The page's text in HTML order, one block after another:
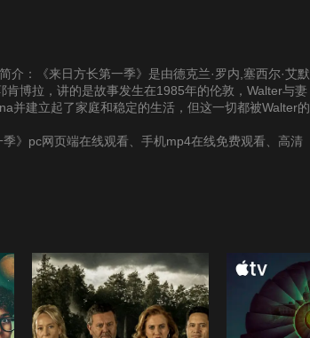
：《来日方长第一季》是由德克兰·罗内,塞西尔·艾默
博拉，讲的是故事发生在1985年的伦敦，Walter与妻
并建立起了家庭和稳定的生活，但这一切都被Walter的
》pc网页端在线观看、手机mp4在线免费观看、高清